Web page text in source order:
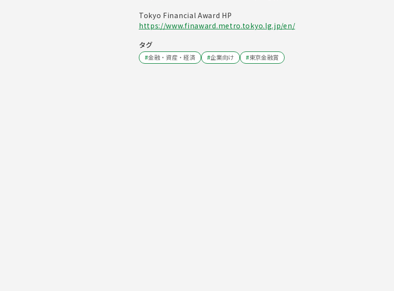
Tokyo Financial Award HP
https://www.finaward.metro.tokyo.lg.jp/en/
タグ
#金融・資産・経済 #企業向け #東京金融賞